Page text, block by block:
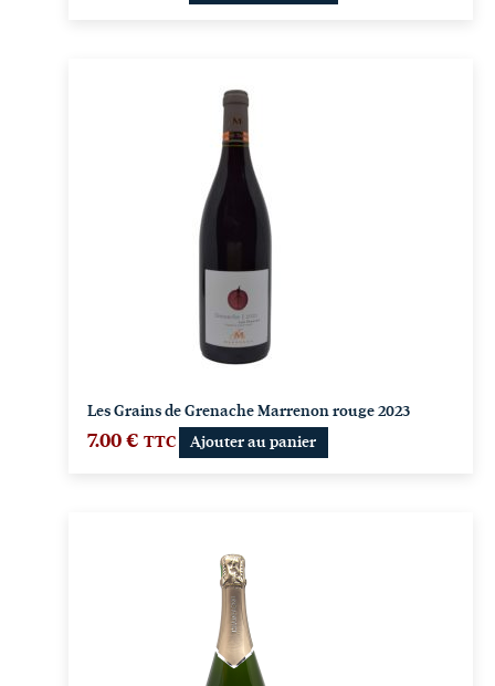
Les Grains de Grenache Marrenon rouge 2023
7.00 € TTC Ajouter au panier